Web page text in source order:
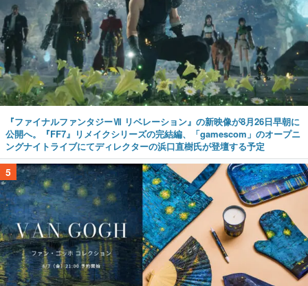
『ファイナルファンタジーⅦ リベレーション』の新映像が8月26日早朝に
公開へ。『FF7』リメイクシリーズの完結編、「gamescom」のオープニ
ングナイトライブにてディレクターの浜口直樹氏が登壇する予定
5